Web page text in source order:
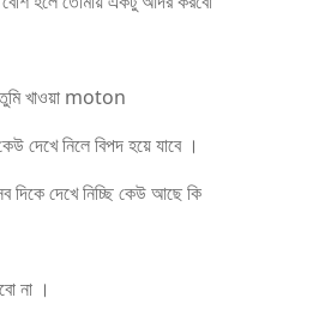
তুমি খাওয়া moton
দেখে নিলে বিপদ হয়ে যাবে ।
দেখে নিচ্ছি কেউ আছে কি
না ।